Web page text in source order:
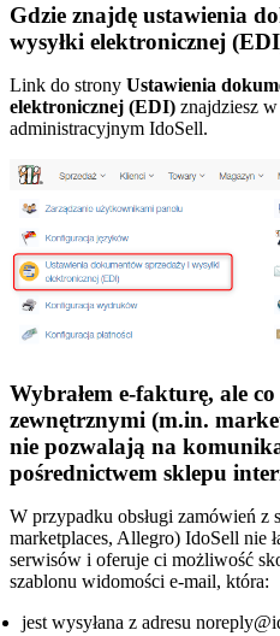
Gdzie znajdę ustawienia
wysyłki elektronicznej
Link do strony Ustawienia
elektronicznej (EDI) znajdziesz
administracyjnym IdoSell.
Wybrałem e-fakturę, ale
zewnętrznymi (m.in.
nie pozwalają na
pośrednictwem sklepu
W przypadku obsługi zamówień z
marketplaces, Allegro) IdoSell nie
serwisów i oferuje ci możliwość
szablonu widomości e-mail, która:
jest wysyłana z adresu